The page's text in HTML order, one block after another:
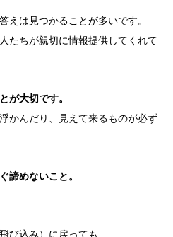
えは見つかることが多いです。
たちが親切に情報提供してくれて
が大切です。
かんだり、見えて来るものが必ず
諦めないこと。
び込み）に戻っても